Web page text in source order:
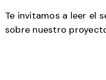
Te invitamos a leer el
sobre nuestro